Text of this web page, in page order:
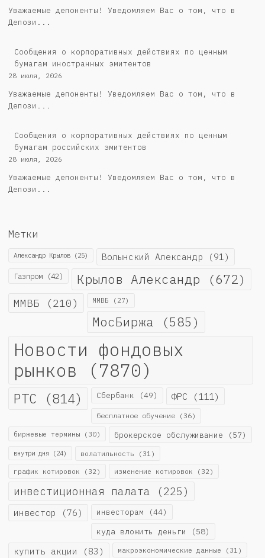
Уважаемые депоненты! Уведомляем Вас о том, что в
Депози...
Сообщения о корпоративных действиях по ценным
бумагам иностранных эмитентов
28 июля, 2026
Уважаемые депоненты! Уведомляем Вас о том, что в
Депози...
Cообщения о корпоративных действиях по ценным
бумагам российских эмитентов
28 июля, 2026
Уважаемые депоненты! Уведомляем Вас о том, что в
Депози...
Метки
Александр Крылов (25) Волынский Александр (91)
Газпром (42) Крылов Александр (672)
ММВБ (210) ММВБ (27)
МосБиржа (585)
Новости фондовых
рынков (7870)
РТС (814) Сбербанк (49) ФРС (111)
бесплатное обучение (36)
биржевые термины (30) брокерское обслуживание (57)
внутри дня (24) волатильность (31)
график котировок (32) изменение котировок (32)
инвестиционная палата (225)
инвестор (76) инвесторам (44)
куда вложить деньги (58)
купить акции (83) макроэкономические данные (31)